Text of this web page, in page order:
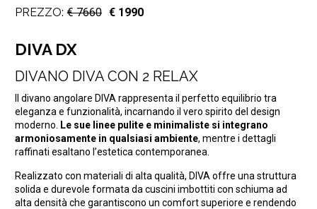
PREZZO: € 7660 € 1990
DIVA DX
DIVANO DIVA CON 2 RELAX
Il divano angolare DIVA rappresenta il perfetto equilibrio tra
eleganza e funzionalità, incarnando il vero spirito del design
moderno.
Le sue linee pulite e minimaliste si integrano
armoniosamente in qualsiasi ambiente, mentre i dettagli
raffinati esaltano l’estetica contemporanea.
Realizzato con materiali di alta qualità, DIVA offre una struttura
solida e durevole formata da cuscini imbottiti con schiuma ad
alta densità che garantiscono un comfort superiore e rendendo